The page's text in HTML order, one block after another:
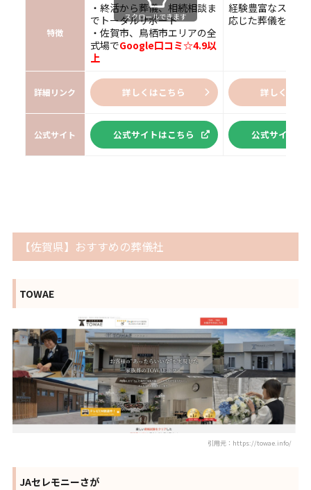
特徴
・終活から葬儀、相続相談ま
でトータルサポート
・佐賀市、鳥栖市エリアの全
式場でGoogle口コミ☆4.9以
上
経験豊富なスタッ
応じた葬儀を実現
詳細リンク 詳しくはこちら 詳しくはこ
公式サイト 公式サイトはこちら 公式サイトは
スクロールできます
【佐賀県】おすすめの葬儀社
TOWAE
引用元：https://towae.info/
JAセレモニーさが